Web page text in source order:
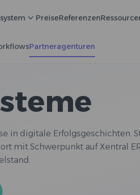
PreiseReferenzen
Partneragenturen
in digitale Erfolgsgeschichten.
mit Schwerpunkt auf Xentral